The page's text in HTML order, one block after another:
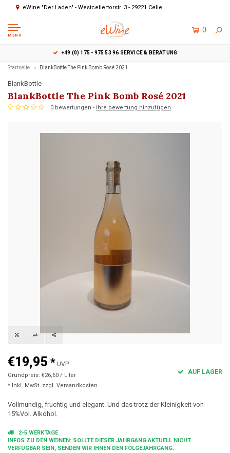
eWine "Der Laden" - Westcellertorstr. 3 - 29221 Celle
MENU
0
+49 (0) 175 - 975 53 96 SERVICE & BERATUNG
Startseite BlankBottle The Pink Bomb Rosé 2021
BlankBottle
BlankBottle The Pink Bomb Rosé 2021
0 bewertungen - ihre bewertung hinzufügen
€19,95 * UVP
Grundpreis: €26,60 / Liter
* Inkl. MwSt. zzgl. Versandkosten
AUF LAGER
Vollmundig, fruchtig und elegant. Und das trotz der Kleinigkeit von
15%Vol. Alkohol.
2-5 WERKTAGE
INFOS ZU DEN WEINEN: SOLLTE DIESER JAHRGANG AKTUELL NICHT
VERFÜGBAR SEIN, SENDEN WIR IHNEN DEN FOLGEJAHRGANG.